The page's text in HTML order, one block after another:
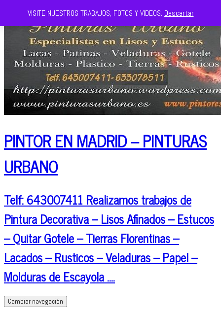
PINTOR EN MADRID – PINTURAS
URBANO
Telf: 643007411 Realizamos trabajos de
Pintura Decorativa – Lisos Afinados – Estucos
– Quitar Gotele – Tierras Florentinas –
Lacados – Rusticos – Veladuras – Papel –
Molduras de Escayola ….
Cambiar navegación
VISITE NUESTROS TRABAJOS, FOTOS Y VIDEOS. Descartar